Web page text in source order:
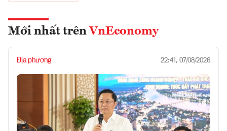
Mới nhất trên VnEconomy
Địa phương 22:41, 07/08/2026